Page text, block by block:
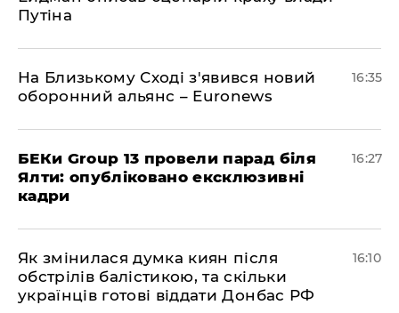
Путіна
На Близькому Сході з'явився новий
оборонний альянс – Euronews
16:35
БЕКи Group 13 провели парад біля
Ялти: опубліковано ексклюзивні
кадри
16:27
Як змінилася думка киян після
обстрілів балістикою, та скільки
українців готові віддати Донбас РФ
16:10